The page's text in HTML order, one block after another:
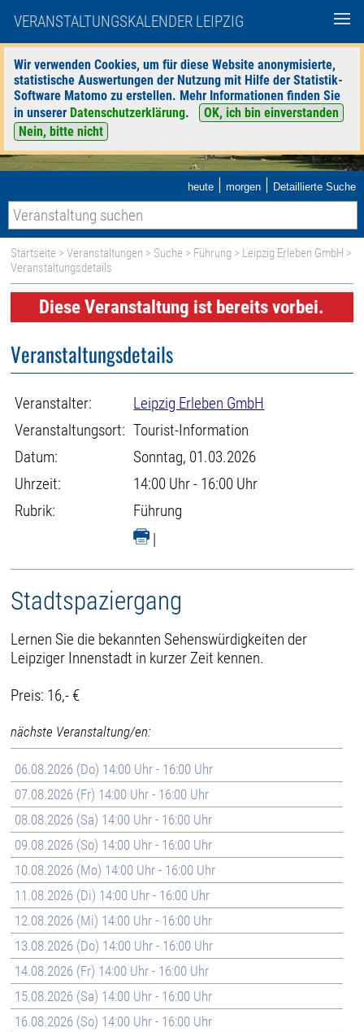
VERANSTALTUNGSKALENDER LEIPZIG
Wir verwenden Cookies, um für diese Website anonymisierte,
statistische Auswertungen der Nutzung mit Hilfe der Statistik-
Software Matomo zu erstellen. Mehr Informationen finden Sie
in unserer Datenschutzerklärung.
OK, ich bin einverstanden
Nein, bitte nicht
heute | morgen | Detaillierte Suche
Startseite >Veranstaltungen > Suche > Führung > Leipzig Erleben GmbH >
Veranstaltungsdetails
Diese Veranstaltung ist bereits vorbei.
Veranstaltungsdetails
Veranstalter:
Leipzig Erleben GmbH
Veranstaltungsort: Tourist-Information
Datum:
Sonntag, 01.03.2026
Uhrzeit:
14:00 Uhr - 16:00 Uhr
Rubrik:
Führung
|
Stadtspaziergang
Lernen Sie die bekannten Sehenswürdigkeiten der
Leipziger Innenstadt in kurzer Zeit kennen.
Preis: 16,- €
nächste Veranstaltung/en:
06.08.2026 (Do) 14:00 Uhr - 16:00 Uhr
07.08.2026 (Fr) 14:00 Uhr - 16:00 Uhr
08.08.2026 (Sa) 14:00 Uhr - 16:00 Uhr
09.08.2026 (So) 14:00 Uhr - 16:00 Uhr
10.08.2026 (Mo) 14:00 Uhr - 16:00 Uhr
11.08.2026 (Di) 14:00 Uhr - 16:00 Uhr
12.08.2026 (Mi) 14:00 Uhr - 16:00 Uhr
13.08.2026 (Do) 14:00 Uhr - 16:00 Uhr
14.08.2026 (Fr) 14:00 Uhr - 16:00 Uhr
15.08.2026 (Sa) 14:00 Uhr - 16:00 Uhr
16.08.2026 (So) 14:00 Uhr - 16:00 Uhr